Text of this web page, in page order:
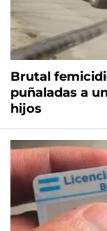
Brutal
puñaladas a
hijos